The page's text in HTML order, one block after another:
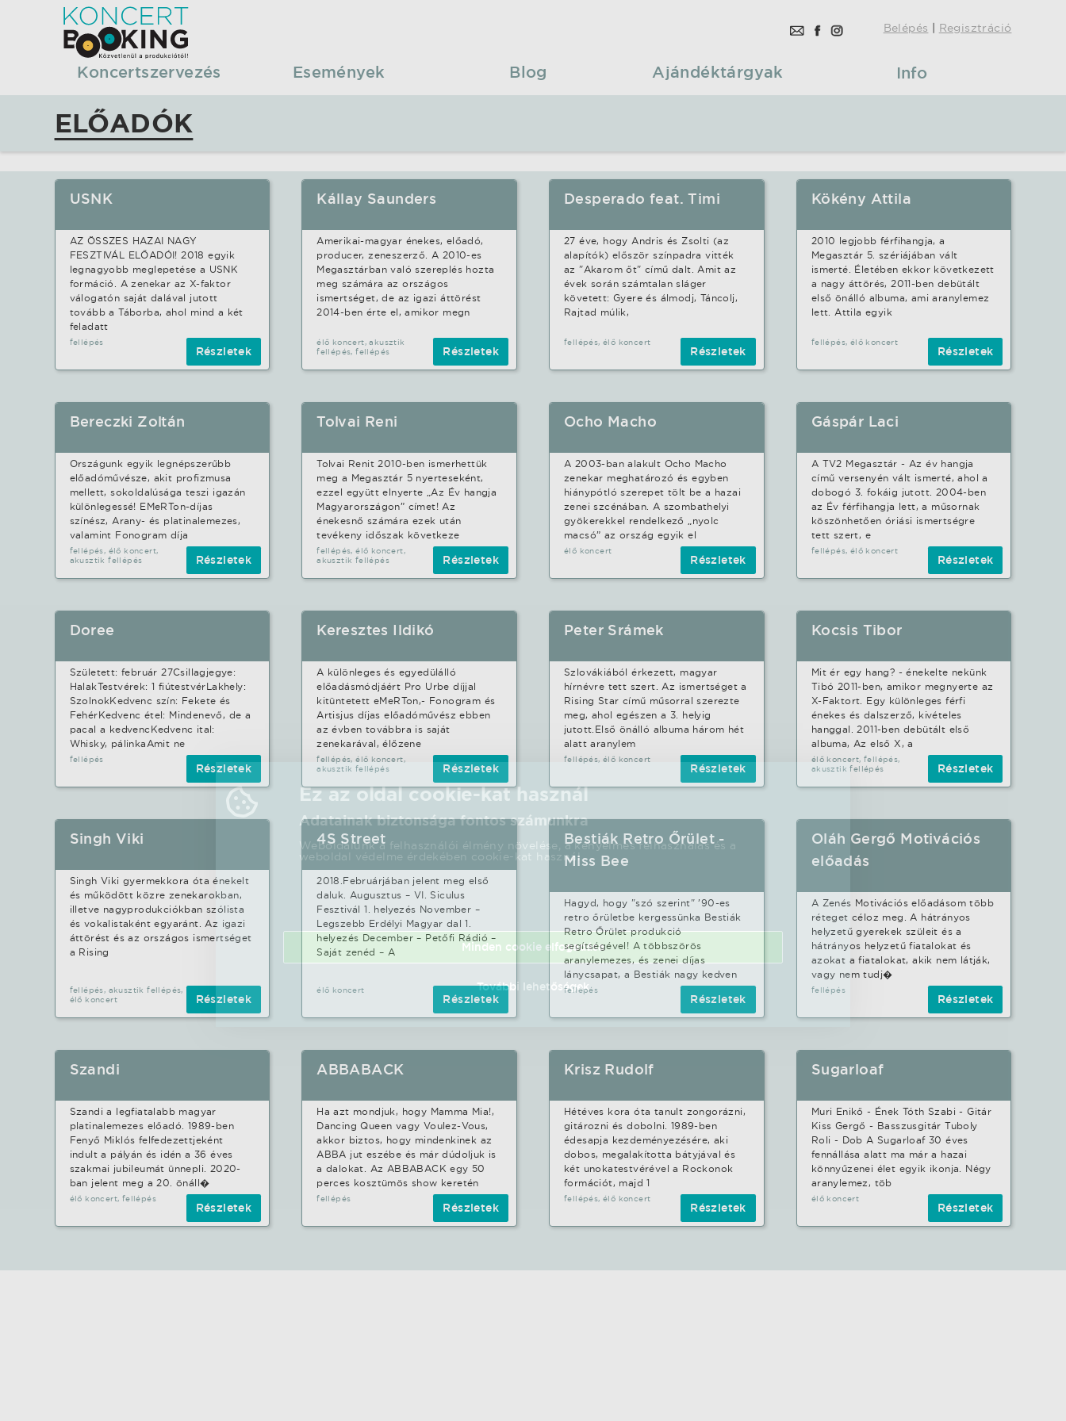
Koncertbooking
Koncertszervezés
Előadó
lista
Közvetlenül
Belépés | Regisztráció
Koncertszervezés Események Blog Ajándéktárgyak Info
ELŐADÓK
USNK
AZ ÖSSZES HAZAI NAGY
FESZTIVÁL ELŐADÓI! 2018 egyik
legnagyobb meglepetése a USNK
formáció. A zenekar az X-faktor
válogatón saját dalával jutott
tovább a Táborba, ahol mind a két
feladatt
fellépés
Részletek
Kállay Saunders
Amerikai-magyar énekes, előadó,
producer, zeneszerző. A 2010-es
Megasztárban való szereplés hozta
meg számára az országos
ismertséget, de az igazi áttörést
2014-ben érte el, amikor megn
élő koncert, akusztik
fellépés, fellépés
Részletek
Desperado feat. Timi
27 éve, hogy Andris és Zsolti (az
alapítók) először színpadra vitték
az "Akarom őt" című dalt. Amit az
évek során számtalan sláger
követett: Gyere és álmodj, Táncolj,
Rajtad múlik,
fellépés, élő koncert
Részletek
Kökény Attila
2010 legjobb férfihangja, a
Megasztár 5. szériájában vált
ismerté. Életében ekkor következett
a nagy áttörés, 2011-ben debütált
első önálló albuma, ami aranylemez
lett. Attila egyik
fellépés, élő koncert
Részletek
Bereczki Zoltán
Országunk egyik legnépszerűbb
előadóművésze, akit profizmusa
mellett, sokoldalúsága teszi igazán
különlegessé! EMeRTon-díjas
színész, Arany- és platinalemezes,
valamint Fonogram díja
fellépés, élő koncert,
akusztik fellépés
Részletek
Tolvai Reni
Tolvai Renit 2010-ben ismerhettük
meg a Megasztár 5 nyerteseként,
ezzel együtt elnyerte „Az Év hangja
Magyarországon” címet! Az
énekesnő számára ezek után
tevékeny időszak következe
fellépés, élő koncert,
akusztik fellépés
Részletek
Ocho Macho
A 2003-ban alakult Ocho Macho
zenekar meghatározó és egyben
hiánypótló szerepet tölt be a hazai
zenei szcénában. A szombathelyi
gyökerekkel rendelkező „nyolc
macsó” az ország egyik el
élő koncert
Részletek
Gáspár Laci
A TV2 Megasztár - Az év hangja
című versenyén vált ismerté, ahol a
dobogó 3. fokáig jutott. 2004-ben
az Év férfihangja lett, a műsornak
köszönhetően óriási ismertségre
tett szert, e
fellépés, élő koncert
Részletek
Doree
Született: február 27Csillagjegye:
HalakTestvérek: 1 fiútestvérLakhely:
SzolnokKedvenc szín: Fekete és
FehérKedvenc étel: Mindenevő, de a
pacal a kedvencKedvenc ital:
Whisky, pálinkaAmit ne
fellépés
Részletek
Keresztes Ildikó
A különleges és egyedülálló
előadásmódjáért Pro Urbe díjjal
kitüntetett eMeRTon,- Fonogram és
Artisjus díjas előadóművész ebben
az évben továbbra is saját
zenekarával, élőzene
fellépés, élő koncert,
akusztik fellépés
Részletek
Peter Srámek
Szlovákiából érkezett, magyar
hírnévre tett szert. Az ismertséget a
Rising Star című műsorral szerezte
meg, ahol egészen a 3. helyig
jutott.Első önálló albuma három hét
alatt aranylem
fellépés, élő koncert
Részletek
Kocsis Tibor
Mit ér egy hang? - énekelte nekünk
Tibó 2011-ben, amikor megnyerte az
X-Faktort. Egy különleges férfi
énekes és dalszerző, kivételes
hanggal. 2011-ben debütált első
albuma, Az első X, a
élő koncert, fellépés,
akusztik fellépés
Részletek
Singh Viki
Singh Viki gyermekkora óta énekelt
és működött közre zenekarokban,
illetve nagyprodukciókban szólista
és vokalistaként egyaránt. Az igazi
áttörést és az országos ismertséget
a Rising
fellépés, akusztik fellépés,
élő koncert
Részletek
4S Street
2018.Februárjában jelent meg első
daluk. Augusztus – VI. Siculus
Fesztivál 1. helyezés November –
Legszebb Erdélyi Magyar dal 1.
helyezés December – Petőfi Rádió –
Saját zenéd – A
élő koncert
Részletek
Bestiák Retro Őrület -
Miss Bee
Hagyd, hogy "szó szerint" ’90-es
retro őrületbe kergessünka Bestiák
Retro Őrület produkció
segítségével! A többszörös
aranylemezes, és zenei díjas
lánycsapat, a Bestiák nagy kedven
fellépés
Részletek
Oláh Gergő Motivációs
előadás
A Zenés Motivációs előadásom több
réteget céloz meg. A hátrányos
helyzetű gyerekek szüleit és a
hátrányos helyzetű fiatalokat és
azokat a fiatalokat, akik nem látják,
vagy nem tudj�
fellépés
Részletek
Szandi
Szandi a legfiatalabb magyar
platinalemezes előadó. 1989-ben
Fenyő Miklós felfedezettjeként
indult a pályán és idén a 36 éves
szakmai jubileumát ünnepli. 2020-
ban jelent meg a 20. önáll�
élő koncert, fellépés
Részletek
ABBABACK
Ha azt mondjuk, hogy Mamma Mia!,
Dancing Queen vagy Voulez-Vous,
akkor biztos, hogy mindenkinek az
ABBA jut eszébe és már dúdoljuk is
a dalokat. Az ABBABACK egy 50
perces kosztümös show keretén
fellépés
Részletek
Krisz Rudolf
Hétéves kora óta tanult zongorázni,
gitározni és dobolni. 1989-ben
édesapja kezdeményezésére, aki
dobos, megalakította bátyjával és
két unokatestvérével a Rockonok
formációt, majd 1
fellépés, élő koncert
Részletek
Sugarloaf
Muri Enikő - Ének Tóth Szabi - Gitár
Kiss Gergő - Basszusgitár Tuboly
Roli - Dob A Sugarloaf 30 éves
fennállása alatt ma már a hazai
könnyűzenei élet egyik ikonja. Négy
aranylemez, töb
élő koncert
Részletek
Ez az oldal cookie-kat használ
Adatainak biztonsága fontos számunkra
Weboldalunk a felhasználói élmény növelése, a kényelmes felhasználás és a
weboldal védelme érdekében cookie-kat használ.
Minden cookie elfogadása
További lehetőségek